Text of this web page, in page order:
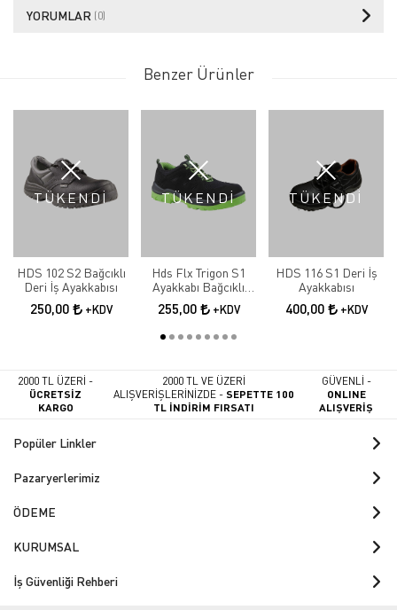
YORUMLAR (0)
Benzer Ürünler
TÜKENDİ
HDS 102 S2 Bağcıklı
Deri İş Ayakkabısı
250,00 +KDV
TÜKENDİ
Hds Flx Trigon S1
Ayakkabı Bağcıklı
Yeşil İş Ayakkabısı
255,00 +KDV
TÜKENDİ
HDS 116 S1 Deri İş
Ayakkabısı
400,00 +KDV
2000 TL ÜZERİ -
ÜCRETSİZ
KARGO
2000 TL VE ÜZERİ
ALIŞVERİŞLERİNİZDE -SEPETTE 100
TL İNDİRİM FIRSATI
GÜVENLİ -
ONLINE
ALIŞVERİŞ
Popüler Linkler
Pazaryerlerimiz
ÖDEME
KURUMSAL
İş Güvenliği Rehberi